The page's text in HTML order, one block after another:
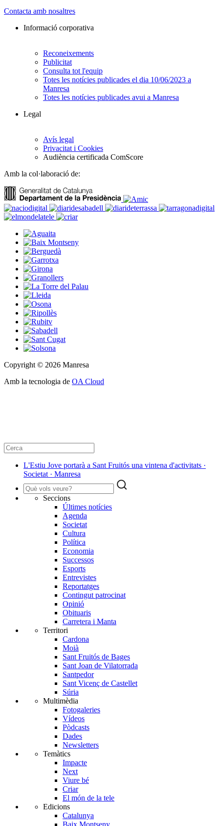
Contacta amb nosaltres
Informació corporativa
Reconeixements
Publicitat
Consulta tot l'equip
Totes les notícies publicades el dia 10/06/2023 a
Manresa
Totes les notícies publicades avui a Manresa
Legal
Avís legal
Privacitat i Cookies
Audiència certificada ComScore
Amb la col·laboració de:
Copyright © 2026 Manresa
Amb la tecnologia de OA Cloud
L'Estiu Jove portarà a Sant Fruitós una vintena d'activitats ·
Societat · Manresa
Seccions
Últimes notícies
Agenda
Societat
Cultura
Política
Economia
Successos
Esports
Entrevistes
Reportatges
Contingut patrocinat
Opinió
Obituaris
Carretera i Manta
Territori
Cardona
Moià
Sant Fruitós de Bages
Sant Joan de Vilatorrada
Santpedor
Sant Vicenç de Castellet
Súria
Multimèdia
Fotogaleries
Vídeos
Pòdcasts
Dades
Newsletters
Temàtics
Impacte
Next
Viure bé
Criar
El món de la tele
Edicions
Catalunya
Baix Montseny